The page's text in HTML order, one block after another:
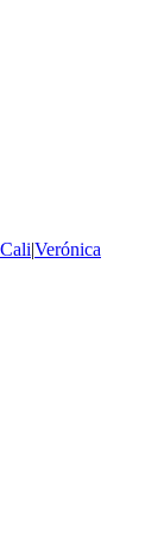
|Verónica